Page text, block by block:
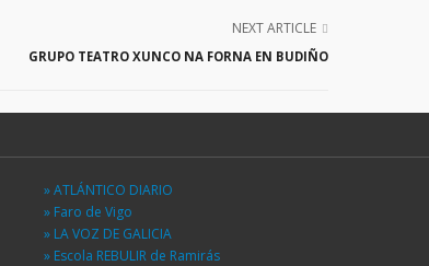
NEXT ARTICLE
GRUPO TEATRO XUNCO NA FORNA EN BUDIÑO
» ATLÁNTICO DIARIO
» Faro de Vigo
» LA VOZ DE GALICIA
» Escola REBULIR de Ramirás